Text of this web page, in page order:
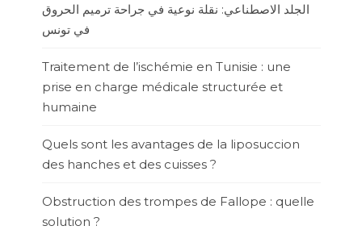
الجلد الاصطناعي: نقلة نوعية في جراحة ترميم الحروق
في تونس
Traitement de l’ischémie en Tunisie : une
prise en charge médicale structurée et
humaine
Quels sont les avantages de la liposuccion
des hanches et des cuisses ?
Obstruction des trompes de Fallope : quelle
solution ?